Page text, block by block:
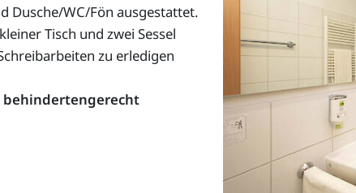
Dusche/WC/Fön ausgestattet.
Tisch und zwei Sessel
zu erledigen
behindertengerecht